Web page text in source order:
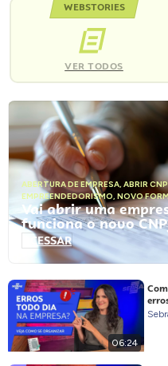
WEBSTORIES
VER TODOS
ABERTURA DE EMPRESA, ABRIR
EMPREENDEDORISMO, NOVO
Vai abrir uma
funciona o novo
ACESSAR
06:24